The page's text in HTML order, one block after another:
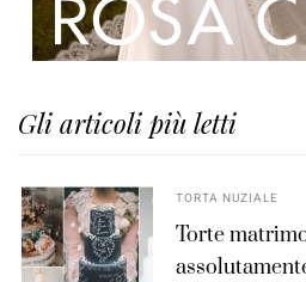
Gli articoli più letti
TORTA NUZIALE
Torte